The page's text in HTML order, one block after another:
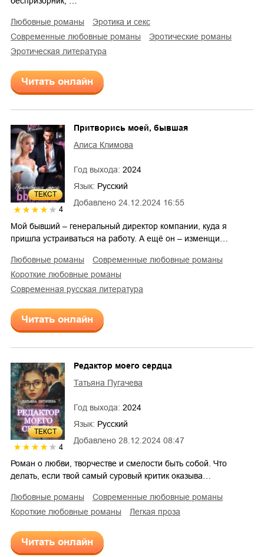
любовные романы
эротика и секс
современные любовные романы
эротические романы
эротическая литература
Читать онлайн
ТЕКСТ
4
Добавлено 24.12.2024 16:55
Притворись моей, бывшая
Алиса Климова
Год выхода: 2024
Язык: Русский
Мой бывший – генеральный директор компании, куда я
пришла устраиваться на работу. А ещё он – изменщи…
любовные романы
современные любовные романы
короткие любовные романы
современная русская литература
Читать онлайн
ТЕКСТ
4
Добавлено 28.12.2024 08:47
Редактор моего сердца
Татьяна Пугачева
Год выхода: 2024
Язык: Русский
Роман о любви, творчестве и смелости быть собой. Что
делать, если твой самый суровый критик оказыва…
любовные романы
современные любовные романы
короткие любовные романы
легкая проза
Читать онлайн